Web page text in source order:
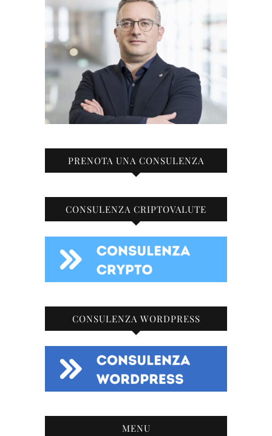
PRENOTA UNA CONSULENZA
CONSULENZA CRIPTOVALUTE
CONSULENZA WORDPRESS
MENU